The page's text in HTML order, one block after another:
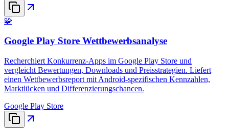
🧩
Google Play Store Wettbewerbsanalyse
Recherchiert Konkurrenz-Apps im Google Play Store und
vergleicht Bewertungen, Downloads und Preisstrategien. Liefert
einen Wettbewerbsreport mit Android-spezifischen Kennzahlen,
Marktlücken und Differenzierungschancen.
Google Play Store